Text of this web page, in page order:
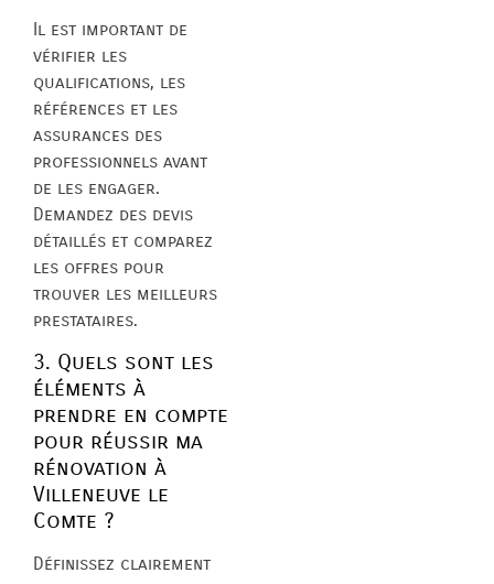
Il est important de
vérifier les
qualifications, les
références et les
assurances des
professionnels avant
de les engager.
Demandez des devis
détaillés et comparez
les offres pour
trouver les meilleurs
prestataires.
3. Quels sont les
éléments à
prendre en compte
pour réussir ma
rénovation à
Villeneuve le
Comte ?
Définissez clairement